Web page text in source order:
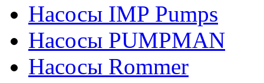
Насосы IMP Pumps
Насосы PUMPMAN
Насосы Rommer